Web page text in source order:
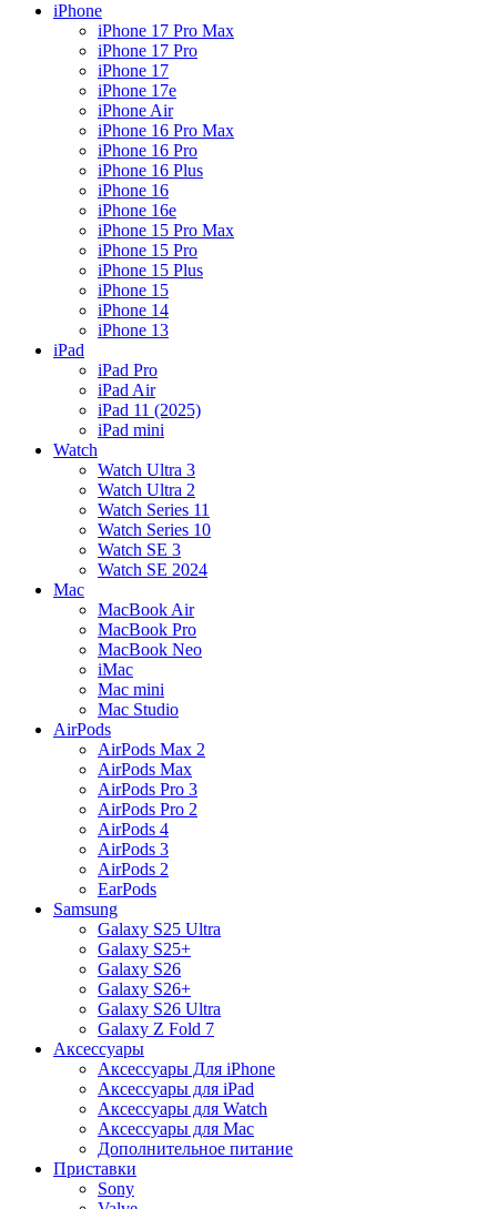
iPhone
iPhone 17 Pro Max
iPhone 17 Pro
iPhone 17
iPhone 17e
iPhone Air
iPhone 16 Pro Max
iPhone 16 Pro
iPhone 16 Plus
iPhone 16
iPhone 16e
iPhone 15 Pro Max
iPhone 15 Pro
iPhone 15 Plus
iPhone 15
iPhone 14
iPhone 13
iPad
iPad Pro
iPad Air
iPad 11 (2025)
iPad mini
Watch
Watch Ultra 3
Watch Ultra 2
Watch Series 11
Watch Series 10
Watch SE 3
Watch SE 2024
Mac
MacBook Air
MacBook Pro
MacBook Neo
iMac
Mac mini
Mac Studio
AirPods
AirPods Max 2
AirPods Max
AirPods Pro 3
AirPods Pro 2
AirPods 4
AirPods 3
AirPods 2
EarPods
Samsung
Galaxy S25 Ultra
Galaxy S25+
Galaxy S26
Galaxy S26+
Galaxy S26 Ultra
Galaxy Z Fold 7
Аксессуары
Аксессуары Для iPhone
Аксессуары для iPad
Аксессуары для Watch
Аксессуары для Mac
Дополнительное питание
Приставки
Sony